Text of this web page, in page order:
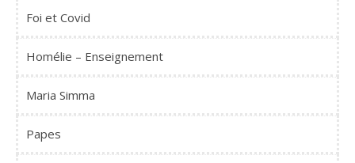
Foi et Covid
Homélie – Enseignement
Maria Simma
Papes